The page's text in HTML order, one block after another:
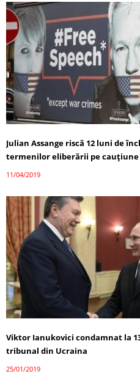
Julian Assange riscă 12 luni de
termenilor eliberării pe cauţiune
11/04/2019
Viktor Ianukovici condamnat la
tribunal din Ucraina
25/01/2019